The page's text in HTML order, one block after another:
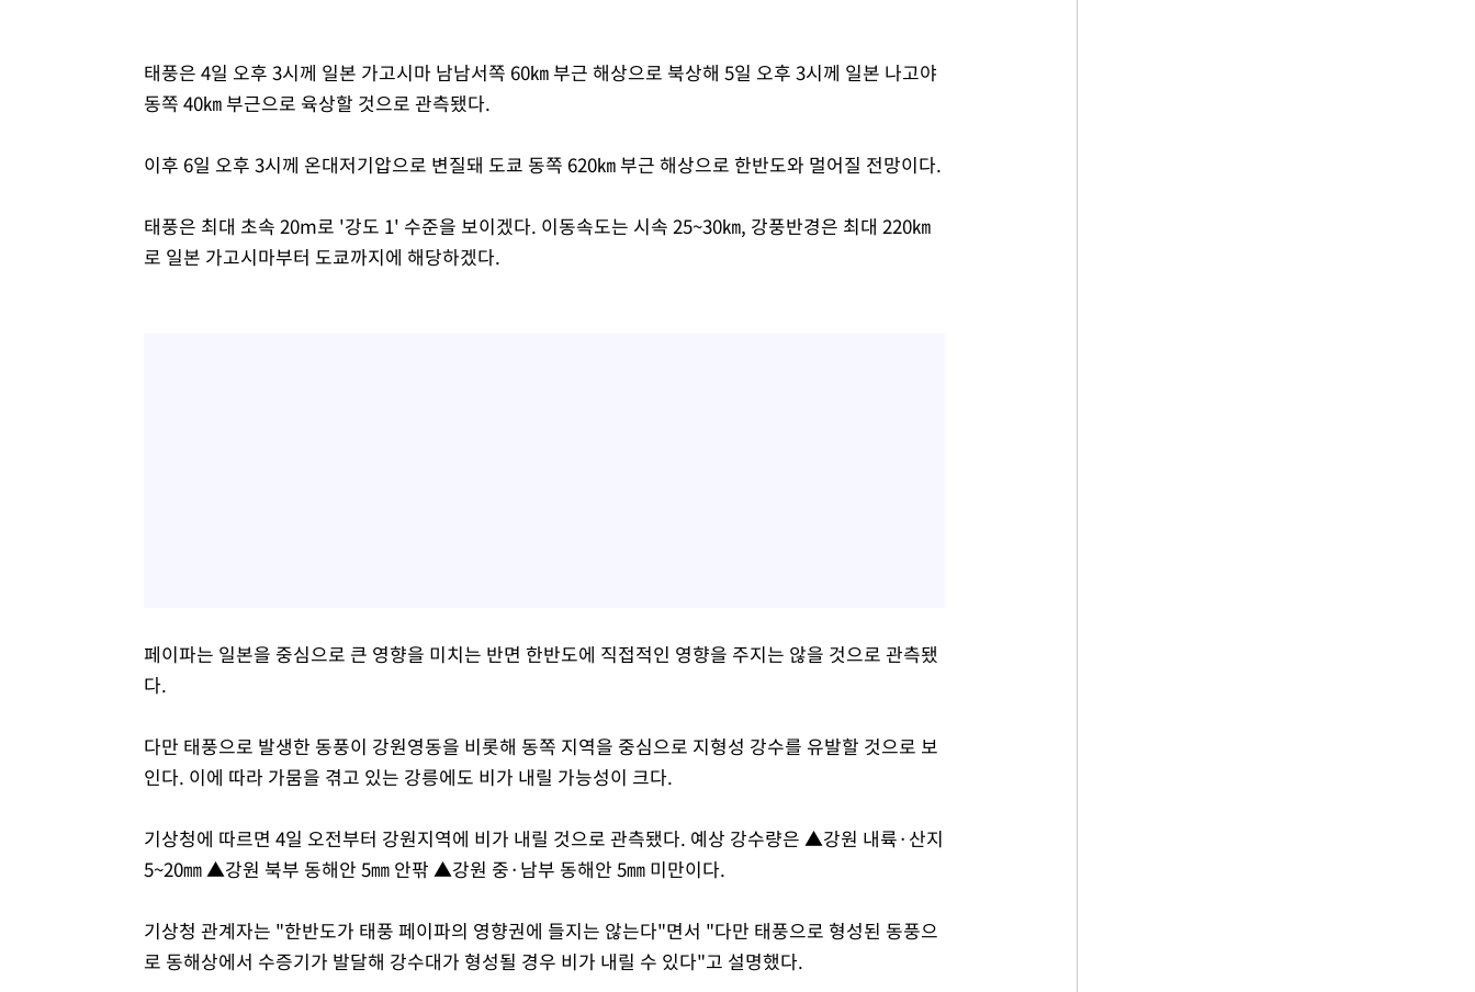
태풍은 4일 오후 3시께 일본 가고시마 남남서쪽 60㎞ 부근 해상으로 북상해 5일 오후 3시께 일본 나고야
동쪽 40㎞ 부근으로 육상할 것으로 관측됐다.
이후 6일 오후 3시께 온대저기압으로 변질돼 도쿄 동쪽 620㎞ 부근 해상으로 한반도와 멀어질 전망이다.
태풍은 최대 초속 20m로 '강도 1' 수준을 보이겠다. 이동속도는 시속 25~30㎞, 강풍반경은 최대 220㎞
로 일본 가고시마부터 도쿄까지에 해당하겠다.
페이파는 일본을 중심으로 큰 영향을 미치는 반면 한반도에 직접적인 영향을 주지는 않을 것으로 관측됐
다.
다만 태풍으로 발생한 동풍이 강원영동을 비롯해 동쪽 지역을 중심으로 지형성 강수를 유발할 것으로 보
인다. 이에 따라 가뭄을 겪고 있는 강릉에도 비가 내릴 가능성이 크다.
기상청에 따르면 4일 오전부터 강원지역에 비가 내릴 것으로 관측됐다. 예상 강수량은 ▲강원 내륙·산지
5~20㎜ ▲강원 북부 동해안 5㎜ 안팎 ▲강원 중·남부 동해안 5㎜ 미만이다.
기상청 관계자는 "한반도가 태풍 페이파의 영향권에 들지는 않는다"면서 "다만 태풍으로 형성된 동풍으
로 동해상에서 수증기가 발달해 강수대가 형성될 경우 비가 내릴 수 있다"고 설명했다.